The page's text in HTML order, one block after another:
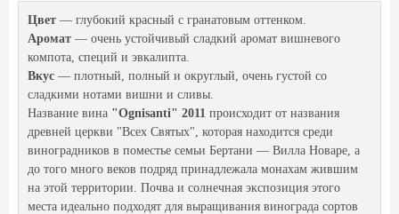
Цвет — глубокий красный с гранатовым оттенком.
Аромат — очень устойчивый сладкий аромат вишневого
компота, специй и эвкалипта.
Вкус — плотный, полный и округлый, очень густой со
сладкими нотами вишни и сливы.
Название вина "Ognisanti" 2011 происходит от названия
древней церкви "Всех Святых", которая находится среди
виноградников в поместье семьи Бертани — Вилла Новаре, а
до того много веков подряд принадлежала монахам жившим
на этой территории. Почва и солнечная экспозиция этого
места идеально подходят для выращивания винограда сортов